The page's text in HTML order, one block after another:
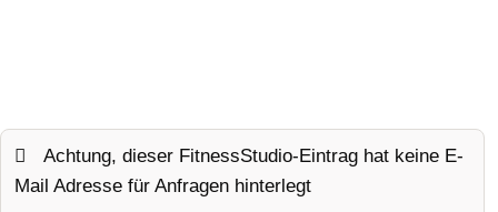
Achtung, dieser FitnessStudio-Eintrag hat keine E-
Mail Adresse für Anfragen hinterlegt